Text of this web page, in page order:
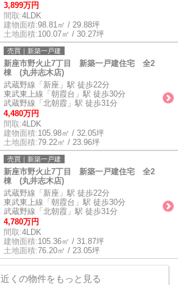
3,899万円
間取:4LDK
建物面積:98.81㎡ / 29.88坪
土地面積:100.07㎡ / 30.27坪
売買｜新築一戸建
新座市野火止7丁目 新築一戸建住宅 全2
棟 (丸井志木店)
武蔵野線「新座」駅 徒歩22分
東武東上線「朝霞台」駅 徒歩30分
武蔵野線「北朝霞」駅 徒歩31分
4,480万円
間取:4LDK
建物面積:105.98㎡ / 32.05坪
土地面積:79.22㎡ / 23.96坪
売買｜新築一戸建
新座市野火止7丁目 新築一戸建住宅 全2
棟 (丸井志木店)
武蔵野線「新座」駅 徒歩22分
東武東上線「朝霞台」駅 徒歩30分
武蔵野線「北朝霞」駅 徒歩31分
4,780万円
間取:4LDK
建物面積:105.36㎡ / 31.87坪
土地面積:76.20㎡ / 23.05坪
近くの物件をもっと見る